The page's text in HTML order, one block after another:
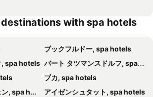
with spa hotels
ブックフルドー, spa hotels
, spa hotels バート タツマンスドルフ, spa hotels
ブカ, spa hotels
spa hotels
アイゼンシュタット, spa hotels